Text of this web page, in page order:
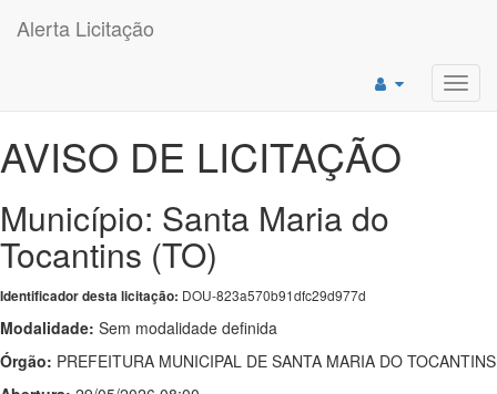
Alerta Licitação
AVISO DE LICITAÇÃO
Município: Santa Maria do
Tocantins (TO)
Identificador desta licitação: DOU-823a570b91dfc29d977d
Modalidade: Sem modalidade definida
Órgão: PREFEITURA MUNICIPAL DE SANTA MARIA DO TOCANTINS